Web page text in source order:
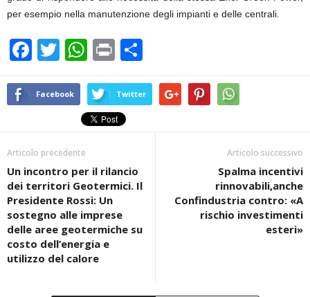
per esempio nella manutenzione degli impianti e delle centrali.
F
a
c
b
o
o
k
T
wi
tt
W
h
at
s
A
p
Pr
in
t
o
n
vi
Facebook Twitter
Articolo precedente
Un incontro per il rilancio
dei territori Geotermici. Il
Presidente Rossi: Un
sostegno alle imprese
delle aree geotermiche su
costo dell’energia e
utilizzo del calore
Articolo successivo
Spalma incentivi
rinnovabili,anche
Confindustria contro: «A
rischio investimenti
esteri»